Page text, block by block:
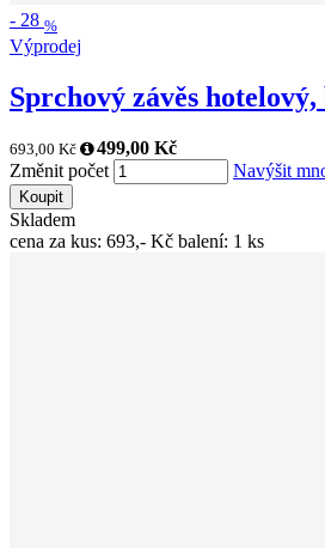
- 28 %
Výprodej
Sprchový závěs
693,00 Kč
499,00 Kč
Změnit počet
Navýšit
Koupit
Skladem
cena za kus: 693,- Kč balení: 1 ks